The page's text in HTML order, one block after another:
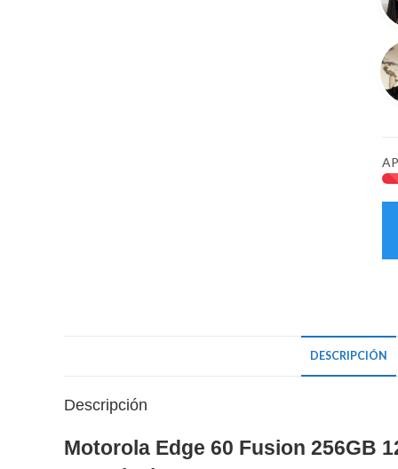
DESCRIPCIÓN
Descripción
Motorola Edge 60 Fusion 256GB